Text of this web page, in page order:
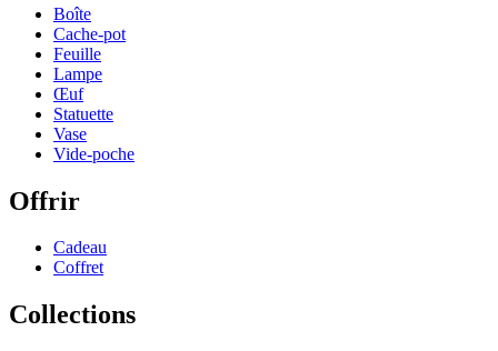
Boîte
Cache-pot
Feuille
Lampe
Œuf
Statuette
Vase
Vide-poche
Offrir
Cadeau
Coffret
Collections